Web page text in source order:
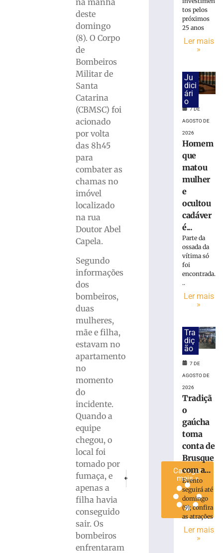
na manhã
deste
domingo
(8). O Corpo
de
Bombeiros
Militar de
Santa
Catarina
(CBMSC) foi
acionado
por volta
das 8h45
para
combater as
chamas no
imóvel
localizado
na rua
Doutor Abel
Capela.
Segundo
informações
dos
bombeiros,
duas
mulheres,
mãe e filha,
estavam no
apartamento
no
momento
do
incidente.
Quando a
equipe
chegou, o
local foi
tomado por
fumaça, e
apenas a
filha havia
conseguido
sair. Os
bombeiros
enfrentaram
Homem armado com faca é
CAMPEÃO! Botafogo derrota o São
Carro
capota
submerso
prende
mulher
suspeita
pessoas
exploração
sexual
Carregar
mais »
tos pelos
próximos
25 anos
Ler mais
»
Ju
dici
ári
o
7 DE
AGOSTO DE
2026
Homem
que
matou
mulher
e
ocultou
cadáver
é...
Parte da
ossada da
vítima só
foi
encontrada.
..
Ler mais
»
Tra
diç
ão
7 DE
AGOSTO DE
2026
Tradiçã
o
gaúcha
toma
conta de
Brusque
com a...
Evento
seguirá até
domingo
(9); confira
as atrações
Ler mais
»